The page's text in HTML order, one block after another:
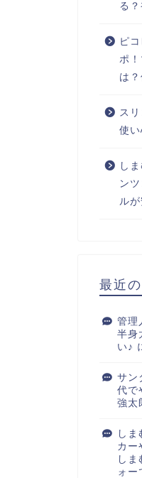
る
ピ
ポ
は
ス
使
し
ン
ル
最近
管理
半身
い♪
サン
代で
強太
し
カー
し
ォー